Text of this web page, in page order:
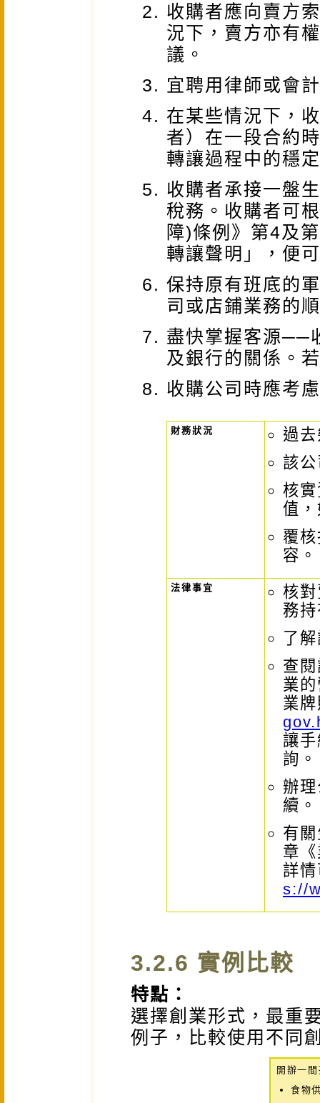
收購者應向賣方
況下，賣方亦有
議。
宜聘用律師或會
在某些情況下，
者）在一段合約
轉讓過程中的穩
收購者承接一盤
稅務。收購者可
障)條例》第4及
轉讓聲明」，便
保持原有班底的
司或店鋪業務的
盡快掌握客源──
及銀行的關係。
收購公司時應考
財務狀況
過
該
核
值
覆
容。
法律事宜
核
務
了
查
業
業
讓
詢。
辦
續。
有
章
詳
s://
3.2.6 實例比較
特點：
選擇創業形式，最重
例子，比較使用不同
開辦一
食物